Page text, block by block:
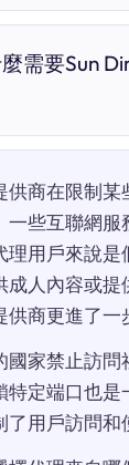
需要Sun
供商在限制
一些互聯網
理用戶來說
成人內容或
商更進了一
國家禁止訪問
特定端口也是
用戶訪問和